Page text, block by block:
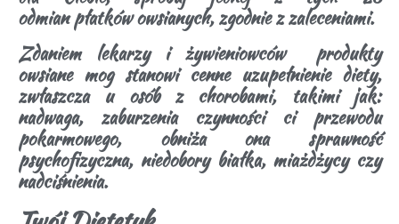
odmian płatków owsianych, zgodnie z zaleceniami.
Zdaniem lekarzy i żywieniowców produkty
owsiane mog stanowi cenne uzupełnienie diety,
zwłaszcza u osób z chorobami, takimi jak:
nadwaga, zaburzenia czynności ci przewodu
pokarmowego, obniża ona sprawność
psychofizyczna, niedobory białka, miażdżycy czy
nadciśnienia.